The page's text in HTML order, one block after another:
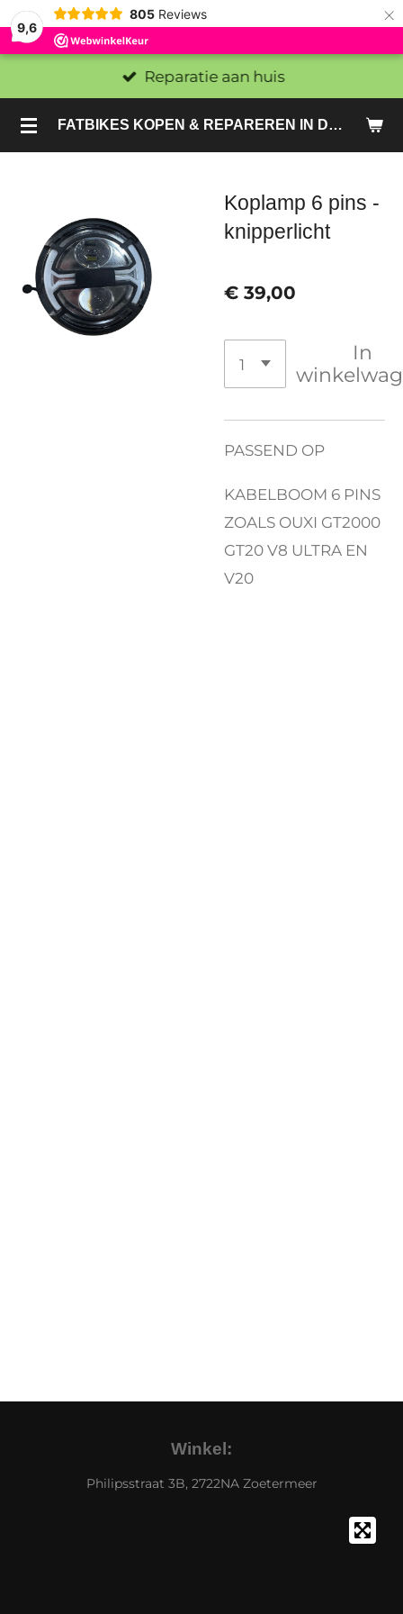
9,6
805 Reviews ×
FATBIKES KOPEN & REPAREREN IN DEN HAAG EN ZOETERMEER - SACHE BIKES
Reparatie aan huis
Koplamp 6 pins -
knipperlicht
€ 39,00
In
PASSEND OP
KABELBOOM 6 PINS
ZOALS OUXI GT2000
GT20 V8 ULTRA EN
V20
Winkel:
Philipsstraat 3B, 2722NA Zoetermeer